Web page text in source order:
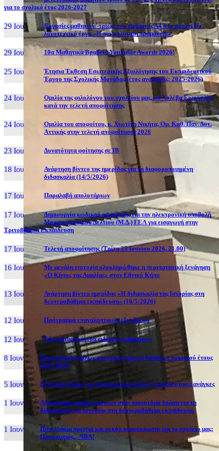
για το σχολικό έτος 2026-2027
29 Ιουν, 26
Εργασίες μαθητών/-τριών του τμήματος Α4 στο αυτοτελές
λογοτεχνικό έργο «Η πιο πολύτιμη πραμάτεια»
29 Ιουν, 26 10α Μαθητικά Βραβεία YouSmile Awards 2026!
25 Ιουν, 26
Έτησια Έκθεση Εσωτερικής Αξιολόγησης του Εκπαιδευτικού
Έργου της Σχολικής Μονάδας (έτος αναφοράς: 2025-2026)
24 Ιουν, 26
Ομιλία της φιλολόγου του σχολείου μας, κα Χολέβα Ευαγγελία,
κατά την τελετή αποφοίτησης
24 Ιουν, 26
Ομιλία του αποφοίτου, κ. Χιωτίνη Νικήτα, Ομ. Καθ. Παν. Δυτ.
Αττικής στην τελετή αποφοίτησης 2026
23 Ιουν, 26 Δυνατότητα φοίτησης σε ΙΒ
18 Ιουν, 26
Ανάρτηση βίντεο της ημερίδας για τη διαφοροποιημένη
διδασκαλία (14/5/2026)
17 Ιουν, 26 Παραλαβή απολυτήριων
17 Ιουν, 26
Δημιουργία κωδικού ασφαλείας για την ηλεκτρονική υποβολή
Μηχανογραφικού Δελτίου (Μ.Δ.) ΓΕΛ για εισαγωγή στην
Τριτοβάθμια Εκπαίδευση
17 Ιουν, 26 Τελετή αποφοίτησης (Τρίτη 23 Ιουνίου 2026, 21.00)
16 Ιουν, 26
Με μεγάλη επιτυχία ολοκληρώθηκε η περιπατητική ξενάγηση
«Ο Κήπος της Αμαλίας» στον Εθνικό Κήπο
13 Ιουν, 26
Ανάρτηση βίντεο ημερίδας «Η διδασκαλία της Ιστορίας στη
δευτεροβάθμια εκπαίδευση» (16/5/2026)
12 Ιουν, 26 Πρόγραμμα επαναληπτικών εξετάσεων
12 Ιουν, 26 Εξεταστικά κέντρα ειδικών μαθημάτων
8 Ιουν, 26
Παρουσίαση ομίλων και (καινοτόμων) δράσεων σχολικού έτους
2025-2026
5 Ιουν, 26 Εξέταση ατόμων με αναπηρία και ειδικές εκπαιδευτικές ανάγκες
1 Ιουν, 26
Αξιολόγηση συμμετεχόντων στην καινοτόμα δράση για τη
διδασκαλία της Ιστορίας στη δευτεροβάθμια εκπαίδευση
1 Ιουν, 26
Πανελλήνια πρωτιά και ρεκόρ ανακύκλωσης για το σχολείο μας:
Προορισμός... NBA!